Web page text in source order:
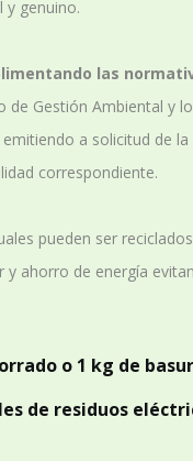
y genuino.
las
de Gestión Ambiental y
a solicitud de
correspondiente.
pueden ser
ahorro de energía
o 1 kg de
de residuos